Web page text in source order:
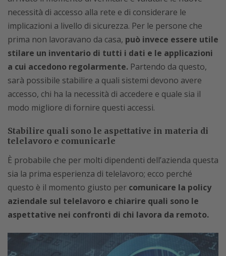
necessità di accesso alla rete e di considerare le
implicazioni a livello di sicurezza. Per le persone che
prima non lavoravano da casa, può invece essere utile
stilare un inventario di tutti i dati e le applicazioni
a cui accedono regolarmente. Partendo da questo,
sarà possibile stabilire a quali sistemi devono avere
accesso, chi ha la necessità di accedere e quale sia il
modo migliore di fornire questi accessi.
Stabilire quali sono le aspettative in materia di
telelavoro e comunicarle
È probabile che per molti dipendenti dell’azienda questa
sia la prima esperienza di telelavoro; ecco perché
questo è il momento giusto per comunicare la policy
aziendale sul telelavoro e chiarire quali sono le
aspettative nei confronti di chi lavora da remoto.